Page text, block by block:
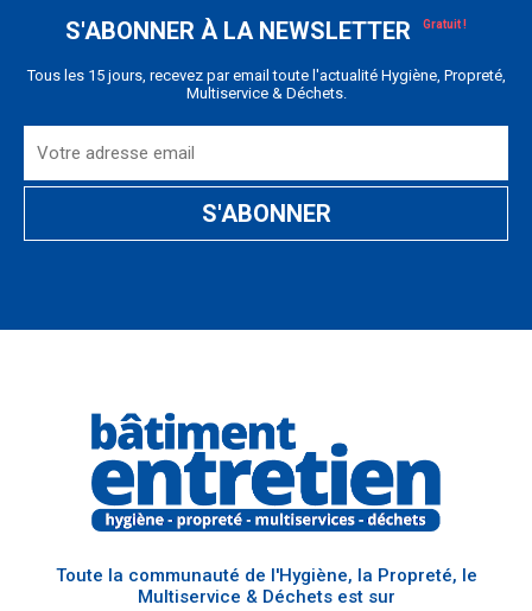
S'ABONNER À LA NEWSLETTER
Tous les 15 jours, recevez par email toute l'actualité Hygiène, Propreté,
Multiservice & Déchets.
Toute la communauté de l'Hygiène, la Propreté, le
Multiservice & Déchets est sur